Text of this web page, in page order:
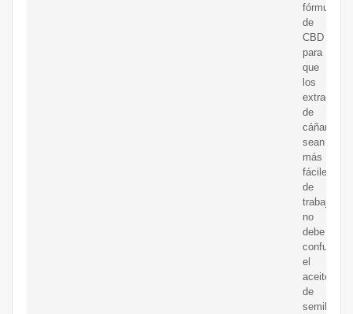
fórmulas
de
CBD
para
que
los
extractos
de
cáñamo
sean
más
fáciles
de
trabajar,
no
debe
confundir
el
aceite
de
semillas